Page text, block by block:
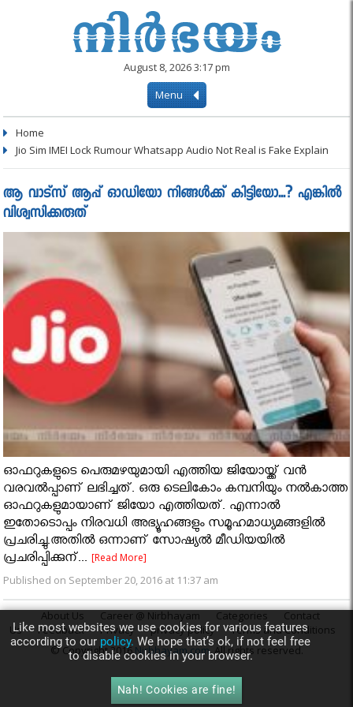
August 8, 2026 3:17 pm
Menu
Home
Jio Sim IMEI Lock Rumour Whatsapp Audio Not Real is Fake Explain
ആ വാട്സ് ആപ്പ് ഓഡിയോ നിങ്ങള്‍ക്ക് കിട്ടിയോ...? എങ്കില്‍
വിശ്വസിക്കരുത്
ഓഫറുകളുടെ പെരുമഴയുമായി എത്തിയ ജിയോയ്ക്ക് വന്‍
വരവല്‍പ്പാണ് ലഭിച്ചത്. ഒരു ടെലികോം കമ്പനിയും നല്‍കാത്ത
ഓഫറുകളുമായാണ് ജിയോ എത്തിയത്. എന്നാല്‍
ഇതോടൊപ്പം നിരവധി അഭ്യൂഹങ്ങളും സമൂഹമാധ്യമങ്ങളില്‍
പ്രചരിച്ചു.അതില്‍ ഒന്നാണ് സോഷ്യല്‍ മീഡിയയില്‍
പ്രചരിപ്പിക്കുന്...[Read More]
Published on September 20, 2016 at 11:37 am
About Us Career @ Nirbhayam Categories
Contact
Us
Feedback Privacy privacy policy
Terms and Conditions
© Copyright 2016Nirbhayam.com. All rights reserved.
Like most websites we use cookies for various features
according to our policy. We hope that’s ok, if not feel free
to disable cookies in your browser.
Nah! Cookies are fine!